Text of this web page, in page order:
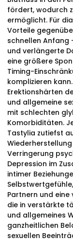
fördert, wodurch
ermöglicht. Für
Vorteile
schnellen Anfang
und verlängerte
eine größere
Timing-
komplizieren
Erektionshärten
und allgemeine
mit schlechten
Komorbiditäten.
Tastylia zutiefst
Verringerung
Depression im
intimer
Partnern und
die in verstärkte
und allgemeines
ganzheitlichen
sexuellen